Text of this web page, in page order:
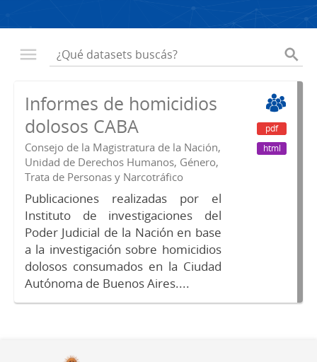
Informes de homicidios
dolosos CABA
Consejo de la Magistratura de la Nación,
Unidad de Derechos Humanos, Género,
Trata de Personas y Narcotráfico
Publicaciones realizadas por el
Instituto de investigaciones del
Poder Judicial de la Nación en base
a la investigación sobre homicidios
dolosos consumados en la Ciudad
Autónoma de Buenos Aires....
pdf
html